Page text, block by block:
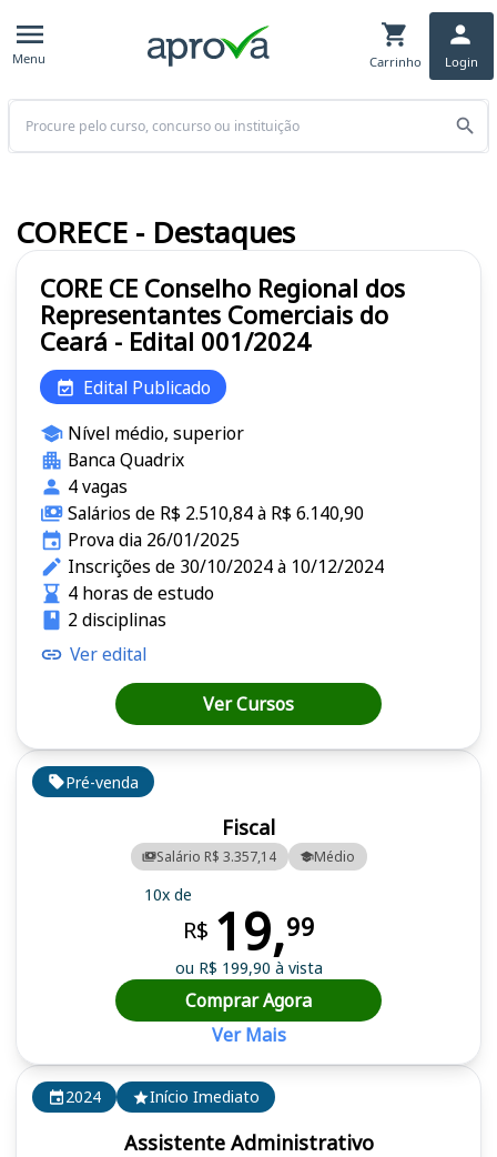
Menu Carrinho Login
Buscar
2024 Início Imediato
Assistente Administrativo
Pré-venda
Fiscal
Salário R$ 3.357,14 Médio
10x de
R$ 19,99
ou R$ 199,90 à vista
Comprar Agora
Ver Mais
CORE CE Conselho Regional dos
Representantes Comerciais do
Ceará - Edital 001/2024
Edital Publicado
Nível médio, superior
Banca Quadrix
4 vagas
Salários de R$ 2.510,84 à R$ 6.140,90
Prova dia 26/01/2025
Inscrições de 30/10/2024 à 10/12/2024
4 horas de estudo
2 disciplinas
Ver edital
Ver Cursos
CORECE - Destaques